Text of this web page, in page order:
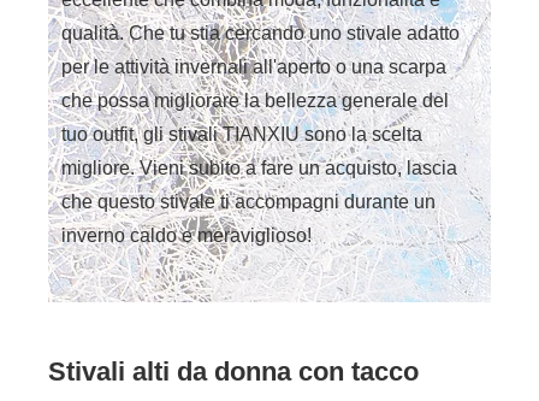
qualità. Che tu stia cercando uno stivale adatto
per le attività invernali all'aperto o una scarpa
che possa migliorare la bellezza generale del
tuo outfit, gli stivali TIANXIU sono la scelta
migliore. Vieni subito a fare un acquisto, lascia
che questo stivale ti accompagni durante un
inverno caldo e meraviglioso!
Stivali alti da donna con tacco